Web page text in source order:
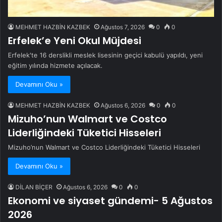
MEHMET HAZBİN KAZBEK Ağustos 7, 2026 0 0
Erfelek’e Yeni Okul Müjdesi
Erfelek'te 16 derslikli meslek lisesinin geçici kabulü yapıldı, yeni
eğitim yılında hizmete açılacak.
Devamını Oku »
MEHMET HAZBİN KAZBEK Ağustos 6, 2026 0 0
Mizuho’nun Walmart ve Costco
Liderliğindeki Tüketici Hisseleri
Mizuho’nun Walmart ve Costco Liderliğindeki Tüketici Hisseleri
Devamını Oku »
DİLAN BİÇER Ağustos 6, 2026 0 0
Ekonomi ve siyaset gündemi- 5 Ağustos
2026